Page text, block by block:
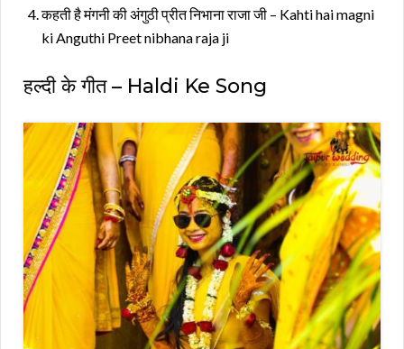
कहती है मंगनी की अंगुठी प्रीत निभाना राजा जी – Kahti hai magni
ki Anguthi Preet nibhana raja ji
हल्दी के गीत – Haldi Ke Song